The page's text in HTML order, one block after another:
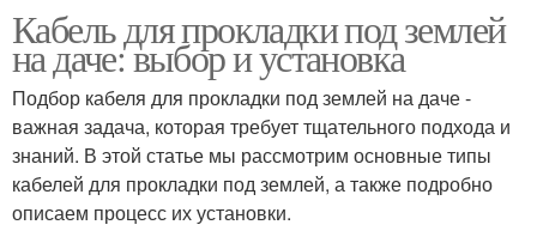
Кабель для прокладки под землей
на даче: выбор и установка
Подбор кабеля для прокладки под землей на даче -
важная задача, которая требует тщательного подхода и
знаний. В этой статье мы рассмотрим основные типы
кабелей для прокладки под землей, а также подробно
описаем процесс их установки.